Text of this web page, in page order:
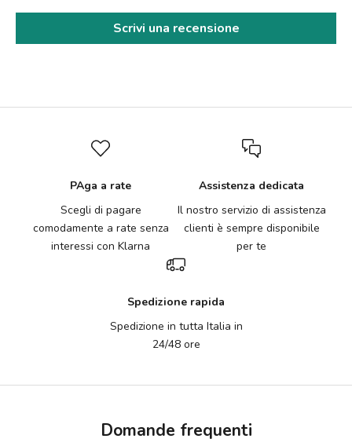
Scrivi una recensione
PAga a rate
Scegli di pagare
comodamente a rate senza
interessi con Klarna
Assistenza dedicata
Il nostro servizio di assistenza
clienti è sempre disponibile
per te
Spedizione rapida
Spedizione in tutta Italia in
24/48 ore
Domande frequenti